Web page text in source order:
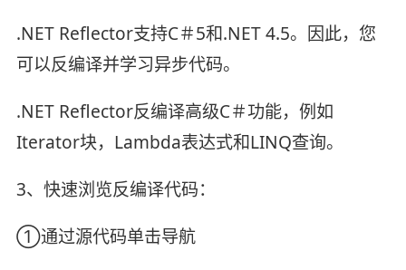
.NET Reflector支持C＃5和.NET 4.5。因此，您
可以反编译并学习异步代码。
.NET Reflector反编译高级C＃功能，例如
Iterator块，Lambda表达式和LINQ查询。
3、快速浏览反编译代码：
①通过源代码单击导航